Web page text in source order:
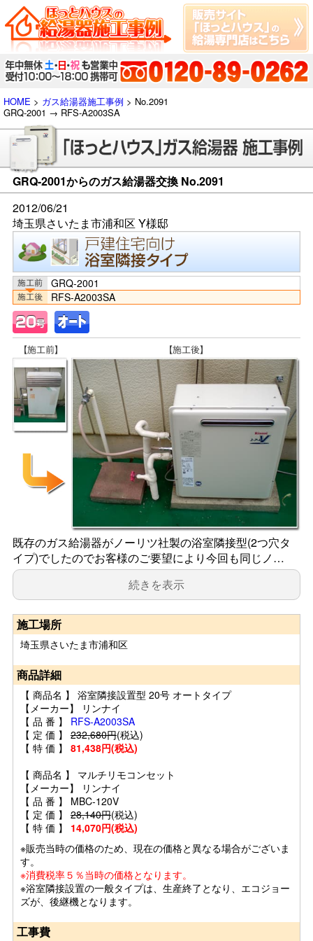
HOME > ガス給湯器施工事例 > No.2091
GRQ-2001 → RFS-A2003SA
GRQ-2001からのガス給湯器交換 No.2091
2012/06/21
埼玉県さいたま市浦和区 Y様邸
GRQ-2001
RFS-A2003SA
既存のガス給湯器がノーリツ社製の浴室隣接型(2つ穴タ
イプ)でしたのでお客様のご要望により今回も同じノ…
続きを表示
施工場所
埼玉県さいたま市浦和区
商品詳細
【 商品名 】 浴室隣接設置型 20号 オートタイプ
【メーカー】 リンナイ
【 品 番 】 RFS-A2003SA
【 定 価 】 232,680円(税込)
【 特 価 】 81,438円(税込)
【 商品名 】 マルチリモコンセット
【メーカー】 リンナイ
【 品 番 】 MBC-120V
【 定 価 】 28,140円(税込)
【 特 価 】 14,070円(税込)
※販売当時の価格のため、現在の価格と異なる場合がございま
す。
※消費税率５％当時の価格となります。
※浴室隣接設置の一般タイプは、生産終了となり、エコジョー
ズが、後継機となります。
工事費